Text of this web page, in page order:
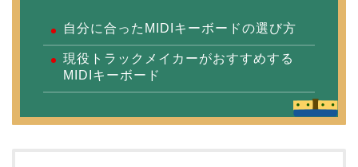
自分に合ったMIDIキーボードの選び方
現役トラックメイカーがおすすめする
MIDIキーボード